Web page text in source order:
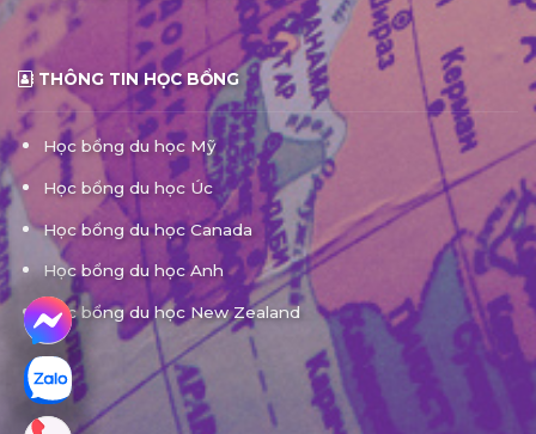
THÔNG TIN HỌC BỔNG
Học bổng du học Mỹ
Học bổng du học Úc
Học bổng du học Canada
Học bổng du học Anh
Học bổng du học New Zealand